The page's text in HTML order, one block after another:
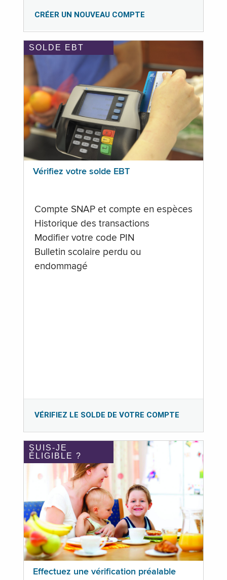
CRÉER UN NOUVEAU COMPTE
SOLDE EBT
Vérifiez votre solde EBT
Compte SNAP et compte en espèces
Historique des transactions
Modifier votre code PIN
Bulletin scolaire perdu ou
endommagé
VÉRIFIEZ LE SOLDE DE VOTRE COMPTE
SUIS-JE
ÉLIGIBLE ?
Effectuez une vérification préalable